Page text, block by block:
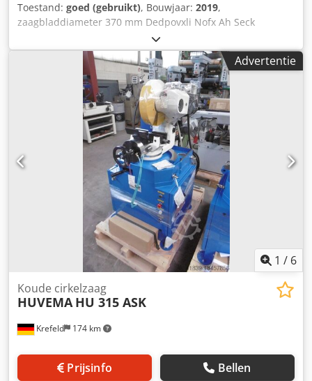
Toestand: goed (gebruikt), Bouwjaar: 2019,
zaagbladdiameter 370 mm Dedpovxli Nofx Ah Seck
Snijcapaciteit - Rond 115/ 90° mm Snijcapaciteit - vierkant
110 x 110 /90° mm Snijcapaciteit - Rechthoek 110 x 110 /
90° mm Snijcapaciteit - Rechthoek 100 x 100 / 45° mm
Snijcapaciteit - Rond 115 / 45° mm Snijcapaciteit - vierkant
100 x 100 /45° mm zaagbladsnelheden 22 / 44 tpm
Spanning 400 V / 50 Hz motorvermogen 3 kW
Machinegewicht ca. 0,27 t Afmetingen
(lengte/breedte/hoogte) 980 x 790 x 780 mm nieuwe,
ongebruikte zaag, zaag met basisframe, 2-snelheden
motor, pneumatische snelspanklem, materiaal stop,
koelsysteem, Verstekoptie 45° links en 45° rechts,
Advertentie
1 / 6
Krefeld 174 km
Koude cirkelzaag
HUVEMA HU 315 ASK
Prijsinfo Bellen